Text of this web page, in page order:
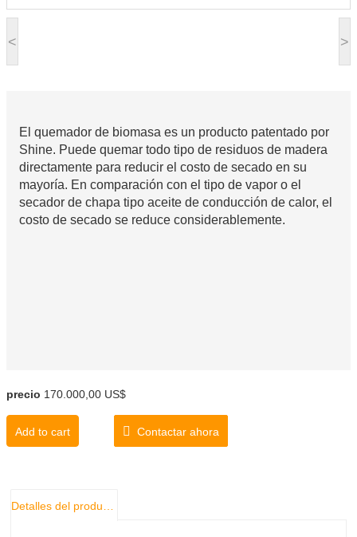
< >
El quemador de biomasa es un producto patentado por
Shine. Puede quemar todo tipo de residuos de madera
directamente para reducir el costo de secado en su
mayoría. En comparación con el tipo de vapor o el
secador de chapa tipo aceite de conducción de calor, el
costo de secado se reduce considerablemente.
precio 170.000,00 US$
Add to cart Contactar ahora
Detalles del producto